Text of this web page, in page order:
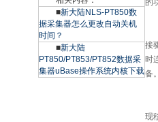
■新大陆NLS-PT850数
据采集器怎么更改自动关机
时间？
■新大陆
PT850/PT853/PT852数据采
集器uBase操作系统内核下载
的
接
时
备。
现